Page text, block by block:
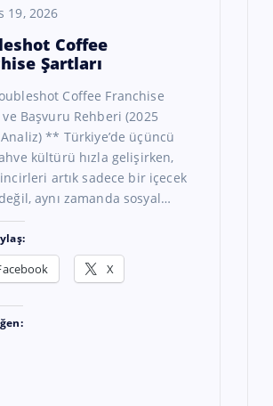
19, 2026
Coffee
Şartları
Coffee Franchise
ve Başvuru Rehberi (2025
** Türkiye’de üçüncü
kültürü hızla gelişirken,
artık sadece bir içecek
aynı zamanda sosyal…
X